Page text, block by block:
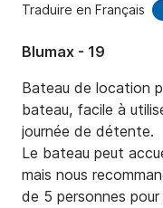
Traduire en Français
Blumax - 19
Bateau de location
bateau, facile à
journée de détente.
Le bateau peut
mais nous
de 5 personnes